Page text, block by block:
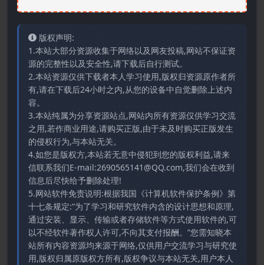
版权声明:
1.本站大部分资源收集于网络以及网友投稿,网站不保证资
源的完整性以及安全性,请下载后自行测试。
2.本站资源仅供下载者本人学习使用,版权归资源原作者所
有,请在下载后24小时之内,从您的设备中自觉删除上述内
容。
3.本站纯属为分享资源站点,网站内所有资源仅供学习交流
之用,若作商业用途,请购买正版,由于未及时购买正版发生
的侵权行为,与本站无关。
4.如您是版权方,本站若无意中侵犯到您的版权利益,请来
信联系我们E-mail:2690565141@QQ.com,我们会在收到
信息后尽快给予删除处理!
5.网站软件免责说明:根据我国《计算机软件保护条例》第
十七条规定:“为了学习和研究软件内含的设计思想和原理,
通过安装、显示、传输或者存储软件等方式使用软件的,可
以不经软件著作权人许可,不向其支付报酬。”您需知晓本
站所有内容资源均来源于网络,仅供用户交流学习与研究使
用,版权归属原版权方所有,版权争议与本站无关,用户本人